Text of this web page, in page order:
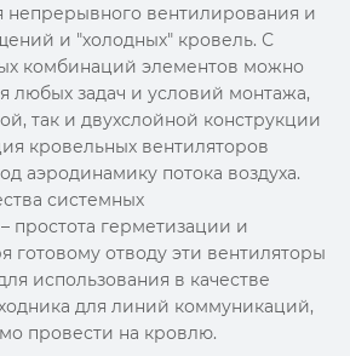
непрерывного вентилирования и
и "холодных" кровель. С
комбинаций элементов можно
любых задач и условий монтажа,
так и двухслойной конструкции
кровельных вентиляторов
аэродинамику потока воздуха.
системных
простота герметизации и
готовому отводу эти вентиляторы
использования в качестве
для линий коммуникаций,
провести на кровлю.